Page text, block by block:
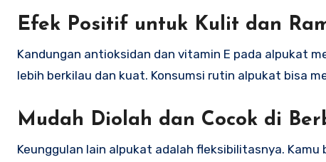
Efek Positif untuk Kulit dan
Kandungan antioksidan dan vitamin E pada alpukat
lebih berkilau dan kuat. Konsumsi rutin alpukat bisa
Mudah Diolah dan Cocok di
Keunggulan lain alpukat adalah fleksibilitasnya.